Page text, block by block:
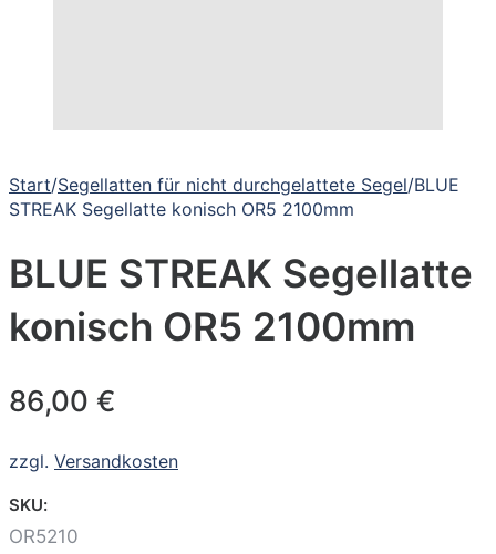
Start/Segellatten für nicht durchgelattete Segel/BLUE
STREAK Segellatte konisch OR5 2100mm
BLUE STREAK Segellatte
konisch OR5 2100mm
86,00 €
zzgl. Versandkosten
SKU:
OR5210